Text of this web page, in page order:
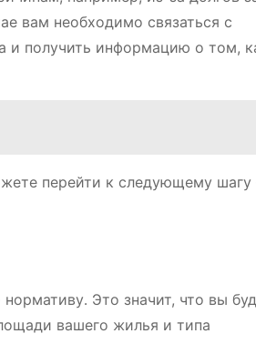
вам необходимо связаться с
и получить информацию о том,
перейти к следующему шагу
Это значит, что вы
вашего жилья и типа